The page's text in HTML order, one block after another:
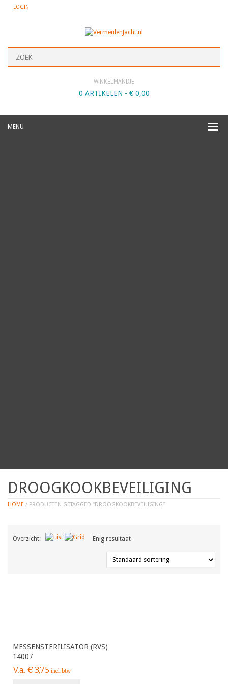
LOGIN
WINKELMANDJE
0 ARTIKELEN - €0,00
MENU
DROOGKOOKBEVEILIGING
HOME / PRODUCTEN GETAGGED “DROOGKOOKBEVEILIGING”
Overzicht: Enig resultaat
MESSENSTERILISATOR (RVS)
14007
V.a. €3,75 incl. btw